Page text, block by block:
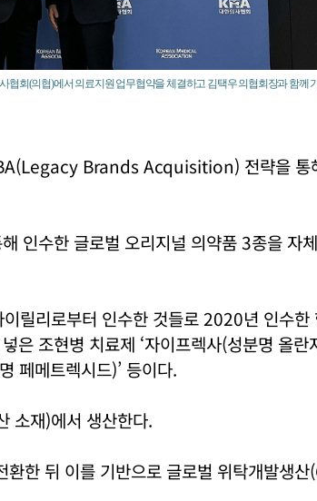
협회(의협)에서 의료지원 업무협약을 체결하고 김택우 의협회장과 함께
Brands Acquisition) 전략을 통
인수한 글로벌 오리지널 의약품 3종을 자
릴리로부터 인수한 것들로 2020년 인수한
은 조현병 치료제 ‘자이프렉사(성분명 올란
페메트렉시드)’ 등이다.
소재)에서 생산한다.
한 뒤 이를 기반으로 글로벌 위탁개발생산